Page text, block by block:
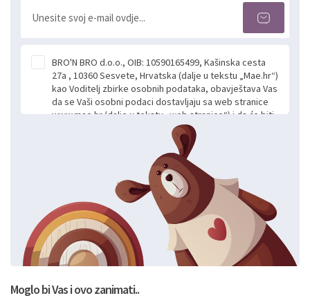
BRO'N BRO d.o.o., OIB: 10590165499, Kašinska cesta
27a , 10360 Sesvete, Hrvatska (dalje u tekstu „Mae.hr“)
kao Voditelj zbirke osobnih podataka, obavještava Vas
da se Vaši osobni podaci dostavljaju sa web stranice
www.mae.hr (dalje u tekstu „web stranice“) i da će biti
obrađeni. Prihvaćanjem ove Izjave smatra se da
slobodno i izričito dajete privolu za prikupljanje i daljnju
obradu Vaših osobnih podataka koje ustupate Mae.hr
putem ovih web stranica u svrhu odgovora i daljnje
komunikacije na Vaš upit poslan kroz kontakt obrazac.
Radi se o dobrovoljnom davanju podataka te ovu
Izjavu niste dužni prihvatiti odnosno niste dužni unositi
svoje osobne podatke u jednu od prijavnih
formi/obrazaca dostupnih na ovim web stranicama.
BRO'N BRO d.o.o. će s Vašim osobnim podacima
postupati sukladno Općoj uredbi o zaštiti podataka
privatnosti i kolačića koju možete pročitati ovdje i
Moglo bi Vas i ovo zanimati..